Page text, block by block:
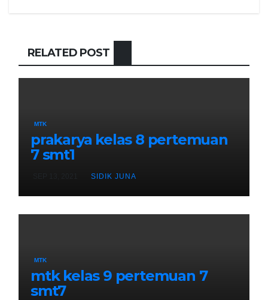
RELATED POST
MTK
prakarya kelas 8 pertemuan
7 smt1
SIDIK JUNA
MTK
mtk kelas 9 pertemuan 7
smt7